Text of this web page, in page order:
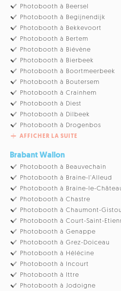
Photobooth à Beersel
Photobooth à Begijnendijk
Photobooth à Bekkevoort
Photobooth à Bertem
Photobooth à Biévène
Photobooth à Bierbeek
Photobooth à Boortmeerbeek
Photobooth à Boutersem
Photobooth à Crainhem
Photobooth à Diest
Photobooth à Dilbeek
Photobooth à Drogenbos
AFFICHER LA SUITE
Brabant Wallon
Photobooth à Beauvechain
Photobooth à Braine-l'Alleud
Photobooth à Braine-le-
Photobooth à Chastre
Photobooth à Chaumont-
Photobooth à Court-Saint-
Photobooth à Genappe
Photobooth à Grez-Doiceau
Photobooth à Hélécine
Photobooth à Incourt
Photobooth à Ittre
Photobooth à Jodoigne